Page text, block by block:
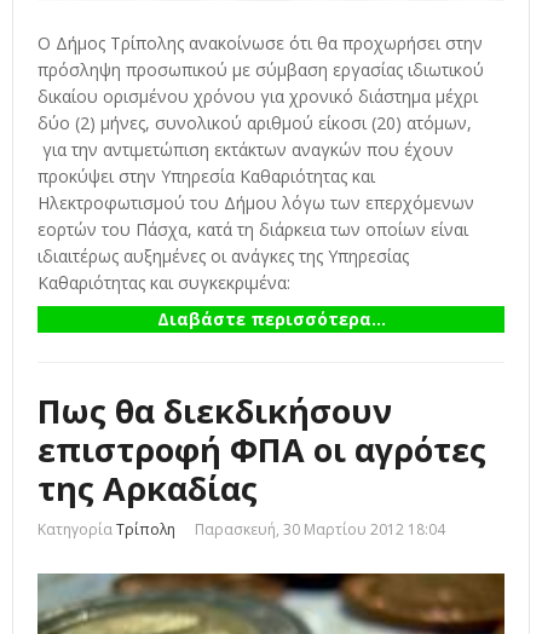
Ο Δήμος Τρίπολης ανακοίνωσε ότι θα προχωρήσει στην
πρόσληψη προσωπικού με σύμβαση εργασίας ιδιωτικού
δικαίου ορισμένου χρόνου για χρονικό διάστημα μέχρι
δύο (2) μήνες, συνολικού αριθμού είκοσι (20) ατόμων,
για την αντιμετώπιση εκτάκτων αναγκών που έχουν
προκύψει στην Υπηρεσία Καθαριότητας και
Ηλεκτροφωτισμού του Δήμου λόγω των επερχόμενων
εορτών του Πάσχα, κατά τη διάρκεια των οποίων είναι
ιδιαιτέρως αυξημένες οι ανάγκες της Υπηρεσίας
Καθαριότητας και συγκεκριμένα:
Διαβάστε περισσότερα...
Πως θα διεκδικήσουν
επιστροφή ΦΠΑ οι αγρότες
της Αρκαδίας
ΚατηγορίαΤρίπολη Παρασκευή, 30 Μαρτίου 2012 18:04